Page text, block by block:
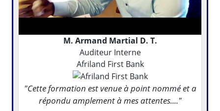
M. Armand Martial D. T.
Auditeur Interne
Afriland First Bank
"Cette formation est venue à point nommé et a
répondu amplement à mes attentes...."